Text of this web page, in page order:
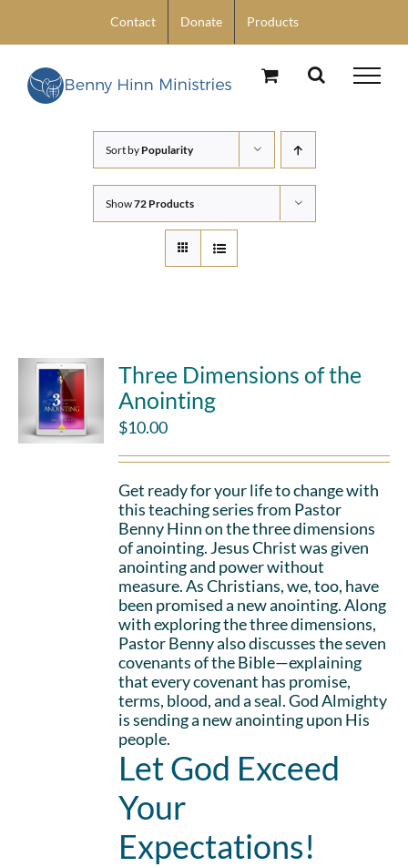
content
Contact Donate Products
Sort by Popularity
Show72 Products
Three Dimensions of the
Anointing
$10.00
Get ready for your life to change with
this teaching series from Pastor
Benny Hinn on the three dimensions
of anointing. Jesus Christ was given
anointing and power without
measure. As Christians, we, too, have
been promised a new anointing. Along
with exploring the three dimensions,
Pastor Benny also discusses the seven
covenants of the Bible—explaining
that every covenant has promise,
terms, blood, and a seal. God Almighty
is sending a new anointing upon His
people.
Let God Exceed
Your
Expectations!